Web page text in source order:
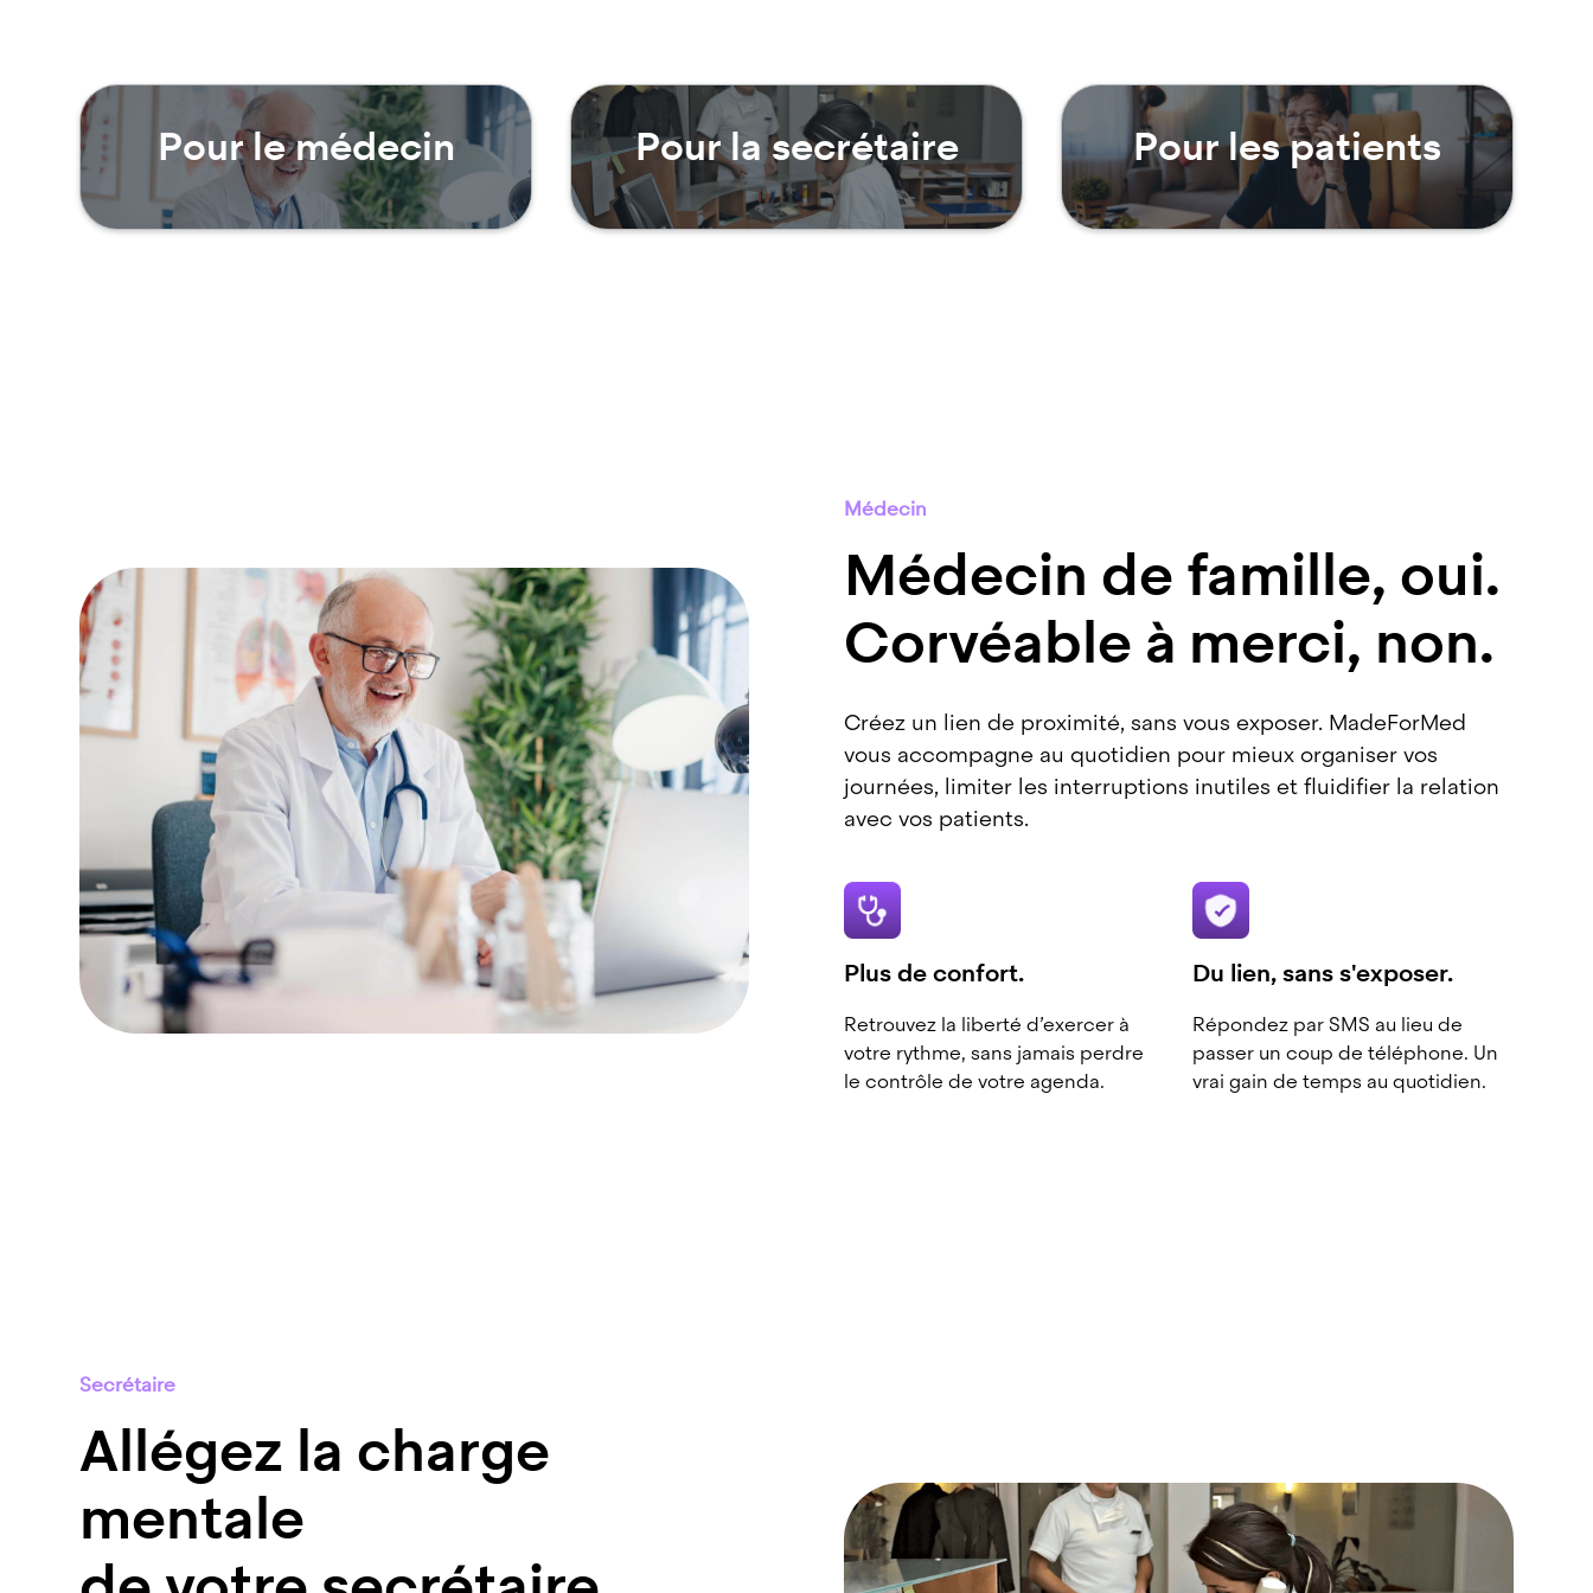
Pour le médecin Pour la secrétaire Pour les patients
Médecin
Médecin de famille, oui.
Corvéable à merci, non.
Créez un lien de proximité, sans vous exposer. MadeForMed
vous accompagne au quotidien pour mieux organiser vos
journées, limiter les interruptions inutiles et fluidifier la relation
avec vos patients.
Plus de confort.
Retrouvez la liberté d’exercer à
votre rythme, sans jamais perdre
le contrôle de votre agenda.
Du lien, sans s'exposer.
Répondez par SMS au lieu de
passer un coup de téléphone. Un
vrai gain de temps au quotidien.
Secrétaire
Allégez la charge
mentale